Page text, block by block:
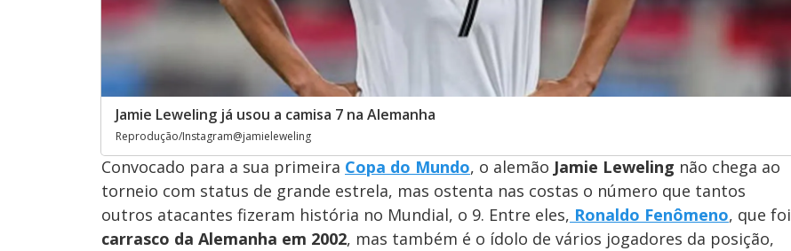
Jamie Leweling já usou a camisa 7 na Alemanha
Reprodução/Instagram@jamieleweling
Convocado para a sua primeira Copa do Mundo, o alemão Jamie Leweling não chega ao
torneio com status de grande estrela, mas ostenta nas costas o número que tantos
outros atacantes fizeram história no Mundial, o 9. Entre eles, Ronaldo Fenômeno, que foi
carrasco da Alemanha em 2002, mas também é o ídolo de vários jogadores da posição,